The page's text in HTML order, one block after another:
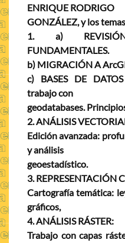
ENRIQUE RODRIGO
GONZÁLEZ, y los
1. a)
FUNDAMENTALES.
b) MIGRACIÓN A
c) BASES DE
trabajo con
geodatabases.
2. ANÁLISIS
Edición avanzada:
y análisis
geoestadístico.
3. REPRESENTACIÓN
Cartografía temática:
gráficos,
4. ANÁLISIS RÁSTER:
Trabajo con capas